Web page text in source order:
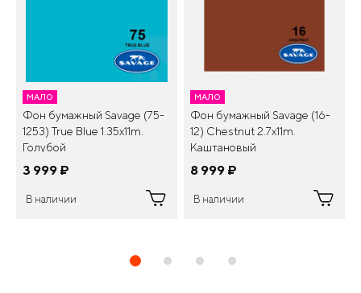
МАЛО
Фон бумажный Savage (75-
1253) True Blue 1.35x11m.
Голубой
3 999 ¤
В наличии
МАЛО
Фон бумажный Savage (16-
12) Chestnut 2.7x11m.
Каштановый
8 999 ¤
В наличии